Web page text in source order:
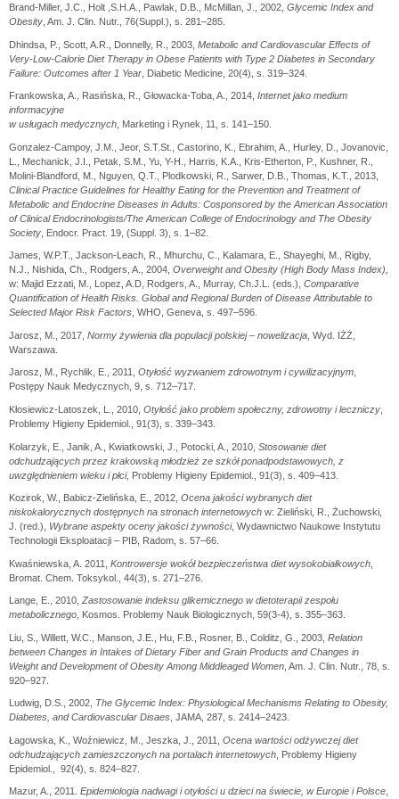
Brand-Miller, J.C., Holt ,S.H.A., Pawlak, D.B., McMillan, J., 2002, Glycemic Index and
Obesity , Am. J. Clin. Nutr., 76(Suppl.), s. 281–285.
Dhindsa, P., Scott, A.R., Donnelly, R., 2003, Metabolic and Cardiovascular Effects of
Very-Low-Calorie Diet Therapy in Obese Patients with Type 2 Diabetes in Secondary
Failure: Outcomes after 1 Year , Diabetic Medicine, 20(4), s. 319–324.
Frankowska, A., Rasińska, R., Głowacka-Toba, A., 2014, Internet jako medium
informacyjne
w usługach medycznych , Marketing i Rynek, 11, s. 141–150.
Gonzalez-Campoy, J.M., Jeor, S.T.St., Castorino, K., Ebrahim, A., Hurley, D., Jovanovic,
L., Mechanick, J.I., Petak, S.M., Yu, Y-H., Harris, K.A., Kris-Etherton, P., Kushner, R.,
Molini-Blandford, M., Nguyen, Q.T., Plodkowski, R., Sarwer, D.B., Thomas, K.T., 2013,
Clinical Practice Guidelines for Healthy Eating for the Prevention and Treatment of
Metabolic and Endocrine Diseases in Adults: Cosponsored by the American Association
of Clinical Endocrinologists/The American College of Endocrinology and The Obesity
Society , Endocr. Pract. 19, (Suppl. 3), s. 1–82.
James, W.P.T., Jackson-Leach, R., Mhurchu, C., Kalamara, E., Shayeghi, M., Rigby,
N.J., Nishida, Ch., Rodgers, A., 2004, Overweight and Obesity (High Body Mass Index),
w: Majid Ezzati, M., Lopez, A.D, Rodgers, A., Murray, Ch.J.L. (eds.), Comparative
Quantification of Health Risks. Global and Regional Burden of Disease Attributable to
Selected Major Risk Factors , WHO, Geneva, s. 497–596.
Jarosz, M., 2017, Normy żywienia dla populacji polskiej – nowelizacja , Wyd. IŻŻ,
Warszawa.
Jarosz, M., Rychlik, E., 2011, Otyłość wyzwaniem zdrowotnym i cywilizacyjnym,
Postępy Nauk Medycznych, 9, s. 712–717.
Kłosiewicz-Latoszek, L., 2010, Otyłość jako problem społeczny, zdrowotny i leczniczy
Problemy Higieny Epidemiol., 91(3), s. 339–343.
Kolarzyk, E., Janik, A., Kwiatkowski, J., Potocki, A., 2010, Stosowanie diet
odchudzających przez krakowską młodzież ze szkół ponadpodstawowych, z
uwzględnieniem wieku i płci, Problemy Higieny Epidemiol., 91(3), s. 409–413.
Kozirok, W., Babicz-Zielińska, E., 2012, Ocena jakości wybranych diet
niskokalorycznych dostępnych na stronach internetowych w: Zieliński, R., Żuchowski,
J. (red.), Wybrane aspekty oceny jakości żywności, Wydawnictwo Naukowe Instytutu
Technologii Eksploatacji – PIB, Radom, s. 57–66.
Kwaśniewska, A. 2011, Kontrowersje wokół bezpieczeństwa diet wysokobiałkowych
Bromat. Chem. Toksykol., 44(3), s. 271–276.
Lange, E., 2010, Zastosowanie indeksu glikemicznego w dietoterapii zespołu
metabolicznego , Kosmos. Problemy Nauk Biologicznych, 59(3-4), s. 355–363.
Liu, S., Willett, W.C., Manson, J.E., Hu, F.B., Rosner, B., Colditz, G., 2003, Relation
between Changes in Intakes of Dietary Fiber and Grain Products and Changes in
Weight and Development of Obesity Among Middleaged Women , Am. J. Clin. Nutr., 78, s.
920–927.
Ludwig, D.S., 2002, The Glycemic Index: Physiological Mechanisms Relating to Obesity,
Diabetes, and Cardiovascular Disaes , JAMA, 287, s. 2414–2423.
Łagowska, K., Woźniewicz, M., Jeszka, J., 2011, Ocena wartości odżywczej diet
odchudzających zamieszczonych na portalach internetowych , Problemy Higieny
Epidemiol., 92(4), s. 824–827.
Mazur, A., 2011. Epidemiologia nadwagi i otyłości u dzieci na świecie, w Europie i Polsce